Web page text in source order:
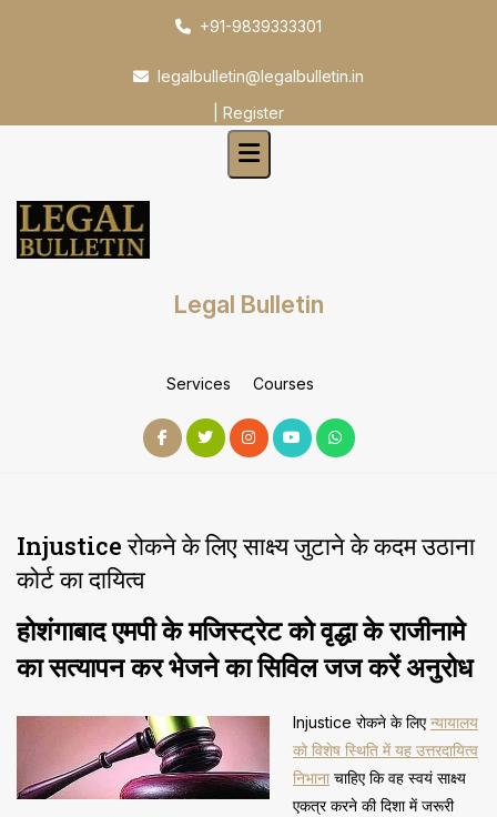
+91-9839333301
legalbulletin@legalbulletin.in
Register
Legal Bulletin
Services Courses
Injustice रोकने के लिए साक्ष्य जुटाने के कदम उठाना
कोर्ट का दायित्व
होशंगाबाद एमपी के मजिस्ट्रेट को वृद्धा के राजीनामे
का सत्यापन कर भेजने का सिविल जज करें अनुरोध
Injustice रोकने के लिएन्यायालय
को विशेष स्थिति में यह उत्तरदायित्व
निभाना चाहिए कि वह स्वयं साक्ष्य
एकत्र करने की दिशा में जरूरी